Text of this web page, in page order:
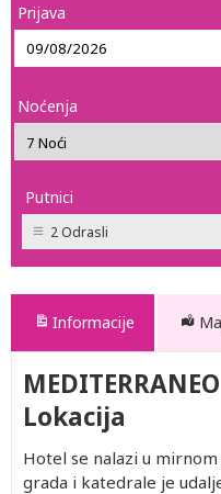
Prijava
Noćenja
Putnici
2 Odrasli
Informacije
Lokacija
Hotel se nalazi u
grada i katedrale je